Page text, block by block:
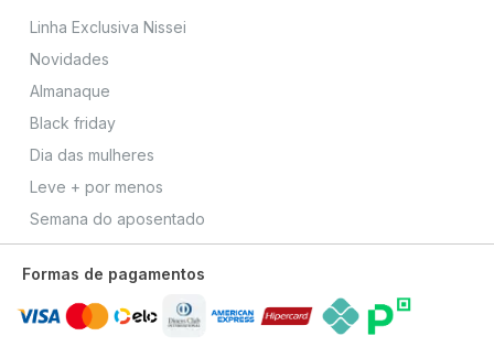
Linha Exclusiva Nissei
Novidades
Almanaque
Black friday
Dia das mulheres
Leve + por menos
Semana do aposentado
Formas de pagamentos